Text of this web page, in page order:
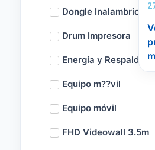
Dongle Inalambrico
Drum Impresora
Energía y Respaldo
Equipo m??vil
Equipo móvil
FHD Videowall 3.5m